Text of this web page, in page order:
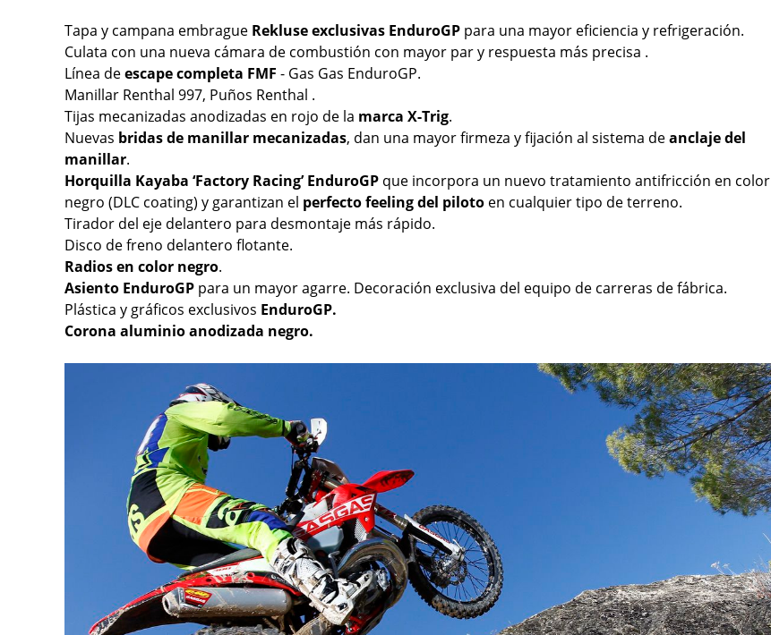
Tapa y campana embrague Rekluse exclusivas EnduroGP para una mayor eficiencia y refrigeración.
Culata con una nueva cámara de combustión con mayor par y respuesta más precisa .
Línea deescape completa FMF - Gas Gas EnduroGP.
Manillar Renthal 997, Puños Renthal .
Tijas mecanizadas anodizadas en rojo de la marca X-Trig.
Nuevas bridas de manillar mecanizadas, dan una mayor firmeza y fijación al sistema deanclaje del
manillar.
Horquilla Kayaba ‘Factory Racing’ EnduroGP que incorpora un nuevo tratamiento antifricción en color
negro (DLC coating) y garantizan el perfecto feeling del piloto en cualquier tipo de terreno.
Tirador del eje delantero para desmontaje más rápido.
Disco de freno delantero flotante.
Radios en color negro.
Asiento EnduroGP para un mayor agarre. Decoración exclusiva del equipo de carreras de fábrica.
Plástica y gráficos exclusivos EnduroGP.
Corona aluminio anodizada negro.